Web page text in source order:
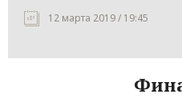
12 марта 2019 / 19:45